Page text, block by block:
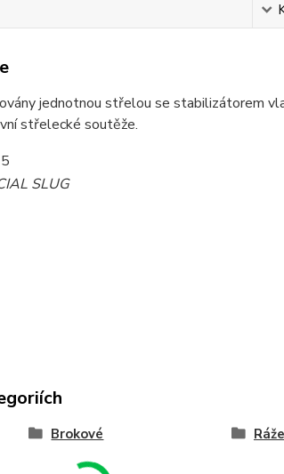
jednotnou střelou se stabilizátorem
střelecké soutěže.
SLUG
Brokové